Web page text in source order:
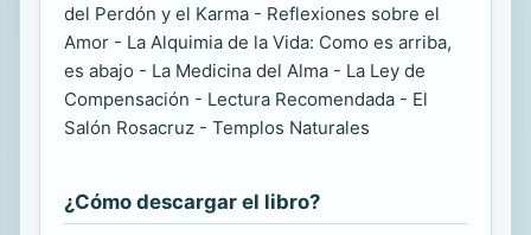
del Perdón y el Karma - Reflexiones sobre el
Amor - La Alquimia de la Vida: Como es arriba,
es abajo - La Medicina del Alma - La Ley de
Compensación - Lectura Recomendada - El
Salón Rosacruz - Templos Naturales
¿Cómo descargar el libro?